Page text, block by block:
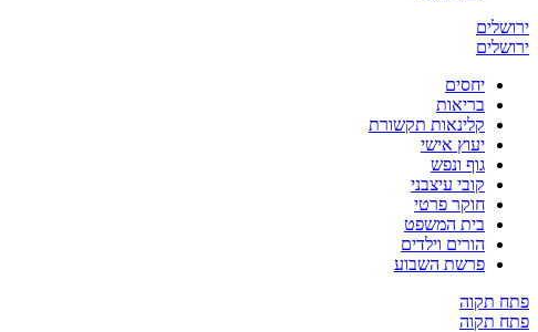
ירושלים
ירושלים
יחסים
בריאות
קלינאות תקשורת
יעוץ אישי
גוף ונפש
קובי עיצבני
חוקר פרטי
בית המשפט
הורים וילדים
פרשת השבוע
פתח תקוה
פתח תקוה